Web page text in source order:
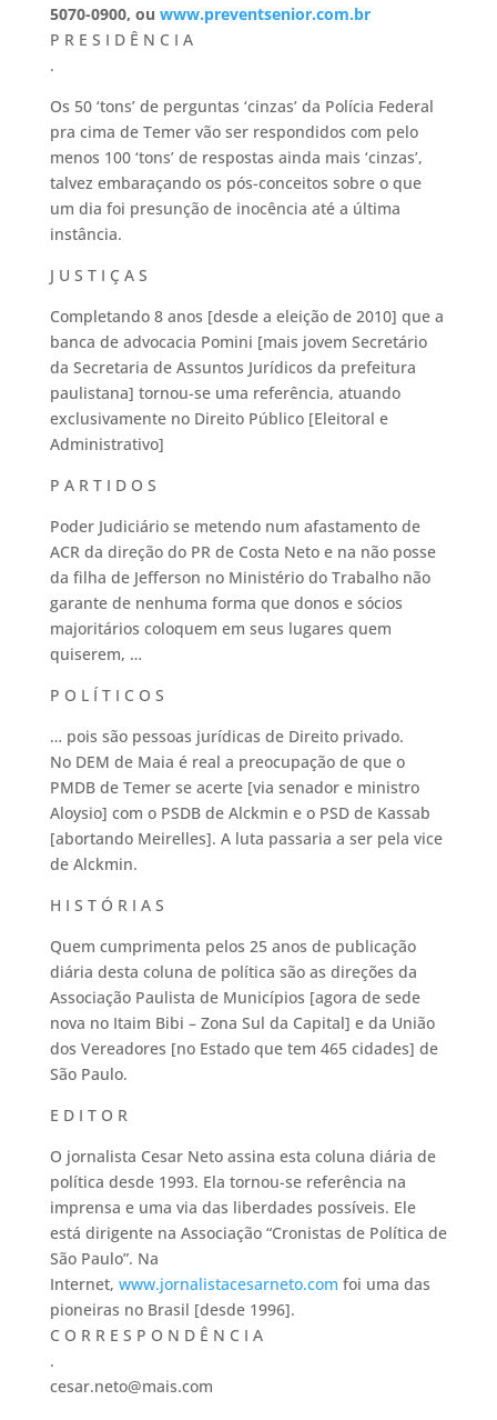
5070-0900, ou www.preventsenior.com.br
P R E S I D Ê N C I A
.
Os 50 ‘tons’ de perguntas ‘cinzas’ da Polícia Federal
pra cima de Temer vão ser respondidos com pelo
menos 100 ‘tons’ de respostas ainda mais ‘cinzas’,
talvez embaraçando os pós-conceitos sobre o que
um dia foi presunção de inocência até a última
instância.
J U S T I Ç A S
Completando 8 anos [desde a eleição de 2010] que a
banca de advocacia Pomini [mais jovem Secretário
da Secretaria de Assuntos Jurídicos da prefeitura
paulistana] tornou-se uma referência, atuando
exclusivamente no Direito Público [Eleitoral e
Administrativo]
P A R T I D O S
Poder Judiciário se metendo num afastamento de
ACR da direção do PR de Costa Neto e na não posse
da filha de Jefferson no Ministério do Trabalho não
garante de nenhuma forma que donos e sócios
majoritários coloquem em seus lugares quem
quiserem, …
P O L Í T I C O S
… pois são pessoas jurídicas de Direito privado.
No DEM de Maia é real a preocupação de que o
PMDB de Temer se acerte [via senador e ministro
Aloysio] com o PSDB de Alckmin e o PSD de Kassab
[abortando Meirelles]. A luta passaria a ser pela vice
de Alckmin.
H I S T Ó R I A S
Quem cumprimenta pelos 25 anos de publicação
diária desta coluna de política são as direções da
Associação Paulista de Municípios [agora de sede
nova no Itaim Bibi – Zona Sul da Capital] e da União
dos Vereadores [no Estado que tem 465 cidades] de
São Paulo.
E D I T O R
O jornalista Cesar Neto assina esta coluna diária de
política desde 1993. Ela tornou-se referência na
imprensa e uma via das liberdades possíveis. Ele
está dirigente na Associação “Cronistas de Política de
São Paulo”. Na
Internet, www.jornalistacesarneto.com foi uma das
pioneiras no Brasil [desde 1996].
C O R R E S P O N D Ê N C I A
.
cesar.neto@mais.com